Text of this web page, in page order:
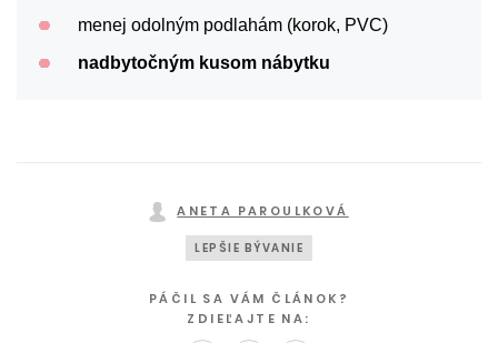
menej odolným podlahám (korok, PVC)
nadbytočným kusom nábytku
ANETA PAROULKOVÁ
LEPŠIE BÝVANIE
PÁČIL SA VÁM ČLÁNOK?
ZDIEĽAJTE NA: